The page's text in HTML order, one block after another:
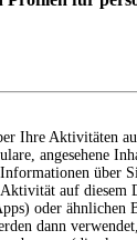
Ihre Aktivitäten
angesehene
über
auf diesem
oder ähnlichen
dann